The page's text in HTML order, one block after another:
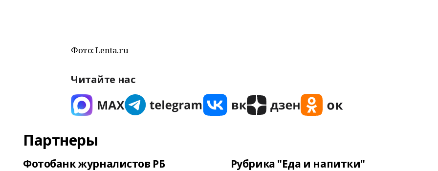
Фото: Lenta.ru
Читайте нас
Партнеры
Фотобанк журналистов РБ Рубрика "Еда и напитки"